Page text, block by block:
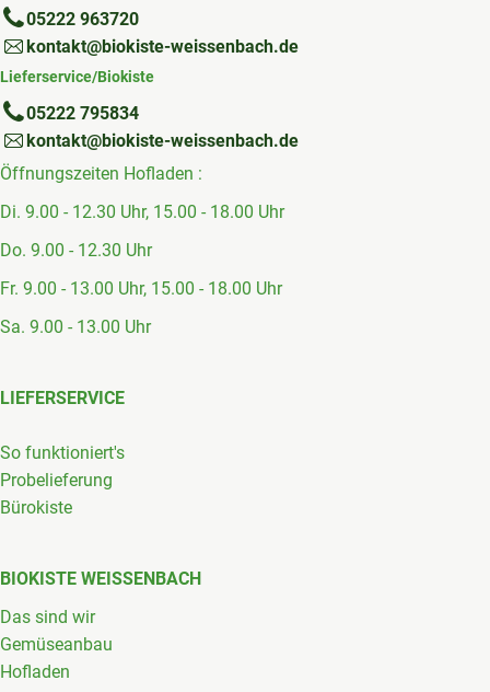
05222 963720
kontakt@biokiste-weissenbach.de
Lieferservice/Biokiste
05222 795834
kontakt@biokiste-weissenbach.de
Öffnungszeiten Hofladen :
Di. 9.00 - 12.30 Uhr, 15.00 - 18.00 Uhr
Do. 9.00 - 12.30 Uhr
Fr. 9.00 - 13.00 Uhr, 15.00 - 18.00 Uhr
Sa. 9.00 - 13.00 Uhr
LIEFERSERVICE
So funktioniert's
Probelieferung
Bürokiste
BIOKISTE WEISSENBACH
Das sind wir
Gemüseanbau
Hofladen